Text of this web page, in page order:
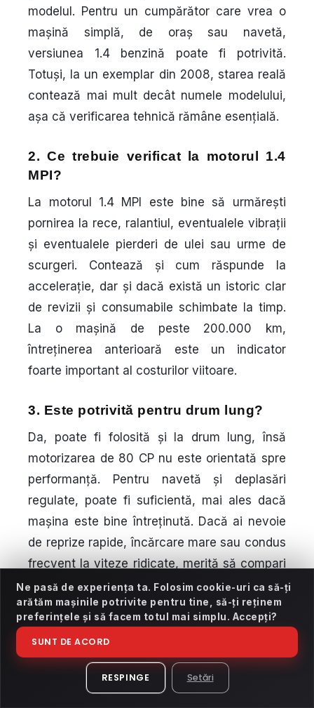
modelul. Pentru un cumpărător care vrea o
mașină simplă, de oraș sau navetă,
versiunea 1.4 benzină poate fi potrivită.
Totuși, la un exemplar din 2008, starea reală
contează mai mult decât numele modelului,
așa că verificarea tehnică rămâne esențială.
2. Ce trebuie verificat la motorul 1.4
MPI?
La motorul 1.4 MPI este bine să urmărești
pornirea la rece, ralantiul, eventualele vibrații
și eventualele pierderi de ulei sau urme de
scurgeri. Contează și cum răspunde la
accelerație, dar și dacă există un istoric clar
de revizii și consumabile schimbate la timp.
La o mașină de peste 200.000 km,
întreținerea anterioară este un indicator
foarte important al costurilor viitoare.
3. Este potrivită pentru drum lung?
Da, poate fi folosită și la drum lung, însă
motorizarea de 80 CP nu este orientată spre
performanță. Pentru navetă și deplasări
regulate, poate fi suficientă, mai ales dacă
mașina este bine întreținută. Dacă ai nevoie
de reprize rapide, încărcare mare sau condus
frecvent la viteze ridicate, merită să compari
și alte motorizări. Alegerea depinde de stilul
tău de utilizare, nu doar de preț.
4. Ce înseamnă garanție 12 luni
pentru motor și cutie?
Înseamnă că, potrivit ofertei comerciale,
Ne pasă de experiența ta. Folosim cookie-uri ca să-ți
arătăm mașinile potrivite pentru tine, să-ți reținem
preferințele și să facem totul mai simplu. Accepți?
SUNT DE ACORD
RESPINGE Setări